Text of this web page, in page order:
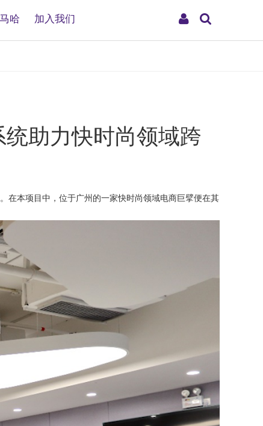
My
哈 加入我们
助力快时尚领域跨
在本项目中，位于广州的一家快时尚领域电商巨擘便在其